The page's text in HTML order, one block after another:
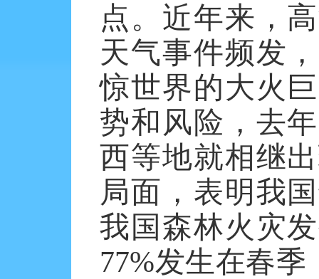
点。近年来，
天气事件频发
惊世界的大火
势和风险，去
西等地就相继
局面，表明我
我国森林火灾
77%发生在春季